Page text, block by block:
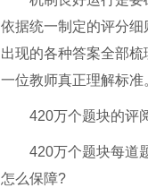
依据统一制定的评分
出现的各种答案全部
一位教师真正理解标准
420万个题块的评
420万个题块每道
怎么保障?